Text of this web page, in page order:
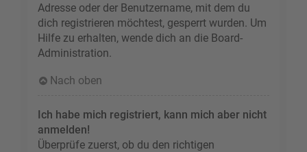
Adresse oder der Benutzername, mit dem du
dich registrieren möchtest, gesperrt wurden. Um
Hilfe zu erhalten, wende dich an die Board-
Administration.
Nach oben
Ich habe mich registriert, kann mich aber nicht
anmelden!
Überprüfe zuerst, ob du den richtigen